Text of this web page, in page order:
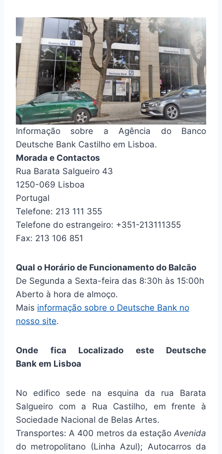
Informação sobre a Agência do Banco
Deutsche Bank Castilho em Lisboa.
Morada e Contactos
Rua Barata Salgueiro 43
1250-069 Lisboa
Portugal
Telefone: 213 111 355
Telefone do estrangeiro: +351-213111355
Fax: 213 106 851
Qual o Horário de Funcionamento do Balcão
De Segunda a Sexta-feira das 8:30h às 15:00h
Aberto à hora de almoço.
Mais informação sobre o Deutsche Bank no
nosso site.
Onde fica Localizado este Deutsche
Bank em Lisboa
No edifico sede na esquina da rua Barata
Salgueiro com a Rua Castilho, em frente à
Sociedade Nacional de Belas Artes.
Transportes: A 400 metros da estação Avenida
do metropolitano (Linha Azul); Autocarros da